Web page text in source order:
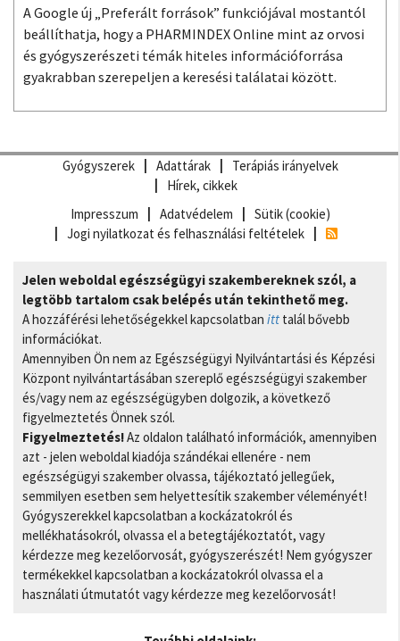
A Google új „Preferált források” funkciójával mostantól
beállíthatja, hogy a PHARMINDEX Online mint az orvosi
és gyógyszerészeti témák hiteles információforrása
gyakrabban szerepeljen a keresési találatai között.
Gyógyszerek Adattárak
Terápiás irányelvek
Hírek, cikkek
Impresszum
Adatvédelem
Sütik (cookie)
Jogi nyilatkozat és felhasználási feltételek
Jelen weboldal egészségügyi szakembereknek szól, a
legtöbb tartalom csak belépés után tekinthető meg.
A hozzáférési lehetőségekkel kapcsolatban itt talál bővebb
információkat.
Amennyiben Ön nem az Egészségügyi Nyilvántartási és Képzési
Központ nyilvántartásában szereplő egészségügyi szakember
és/vagy nem az egészségügyben dolgozik, a következő
figyelmeztetés Önnek szól.
Figyelmeztetés!Az oldalon található információk, amennyiben
azt - jelen weboldal kiadója szándékai ellenére - nem
egészségügyi szakember olvassa, tájékoztató jellegűek,
semmilyen esetben sem helyettesítik szakember véleményét!
Gyógyszerekkel kapcsolatban a kockázatokról és
mellékhatásokról, olvassa el a betegtájékoztatót, vagy
kérdezze meg kezelőorvosát, gyógyszerészét! Nem gyógyszer
termékekkel kapcsolatban a kockázatokról olvassa el a
használati útmutatót vagy kérdezze meg kezelőorvosát!